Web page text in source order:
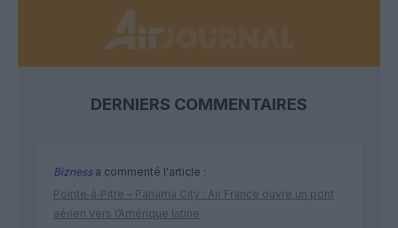
DERNIERS COMMENTAIRES
Biznessa commenté l'article :
Pointe‑à‑Pitre – Panama City : Air France ouvre un pont
aérien vers l’Amérique latine